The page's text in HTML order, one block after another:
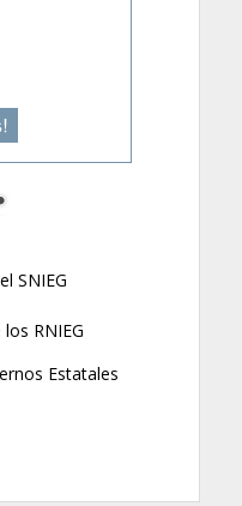
SNIEG
RNIEG
Estatales